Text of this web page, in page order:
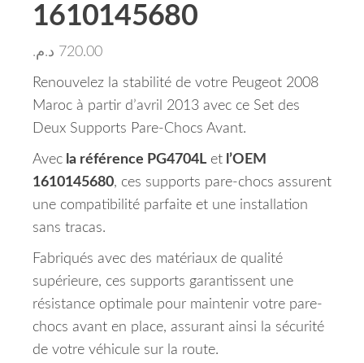
1610145680
720.00 د.م.
Renouvelez la stabilité de votre Peugeot 2008
Maroc à partir d’avril 2013 avec ce Set des
Deux Supports Pare-Chocs Avant.
Avec la référence PG4704L et l’OEM
1610145680, ces supports pare-chocs assurent
une compatibilité parfaite et une installation
sans tracas.
Fabriqués avec des matériaux de qualité
supérieure, ces supports garantissent une
résistance optimale pour maintenir votre pare-
chocs avant en place, assurant ainsi la sécurité
de votre véhicule sur la route.